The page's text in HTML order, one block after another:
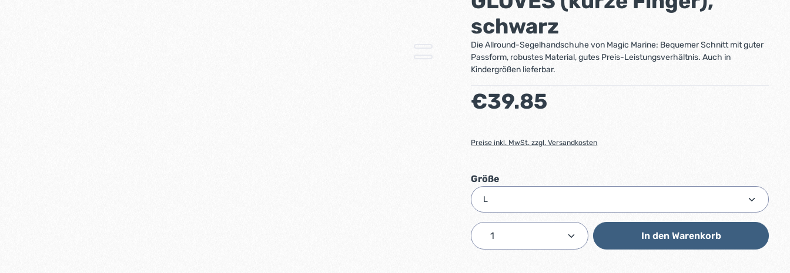
schwarz
Die Allround-Segelhandschuhe von Magic Marine: Bequemer Schnitt mit guter
Passform, robustes Material, gutes Preis-Leistungsverhältnis. Auch in
Kindergrößen lieferbar.
Regulärer Preis:
€39.85
Preise inkl. MwSt. zzgl. Versandkosten
Größe
Produkt Anzahl: Gib den gewünschten Wert ein
In den Warenkorb